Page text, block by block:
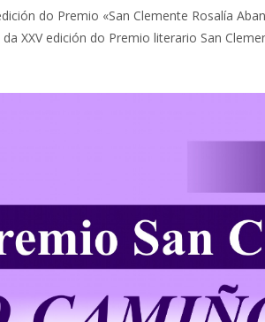
do Premio «San Clemente Rosalía
XXV edición do Premio literario San